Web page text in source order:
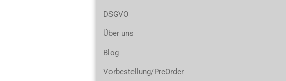
DSGVO
Über uns
Blog
Vorbestellung/PreOrder